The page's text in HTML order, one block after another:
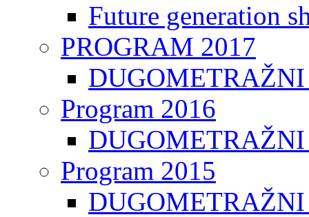
Future generation
PROGRAM 2017
Program 2016
Program 2015